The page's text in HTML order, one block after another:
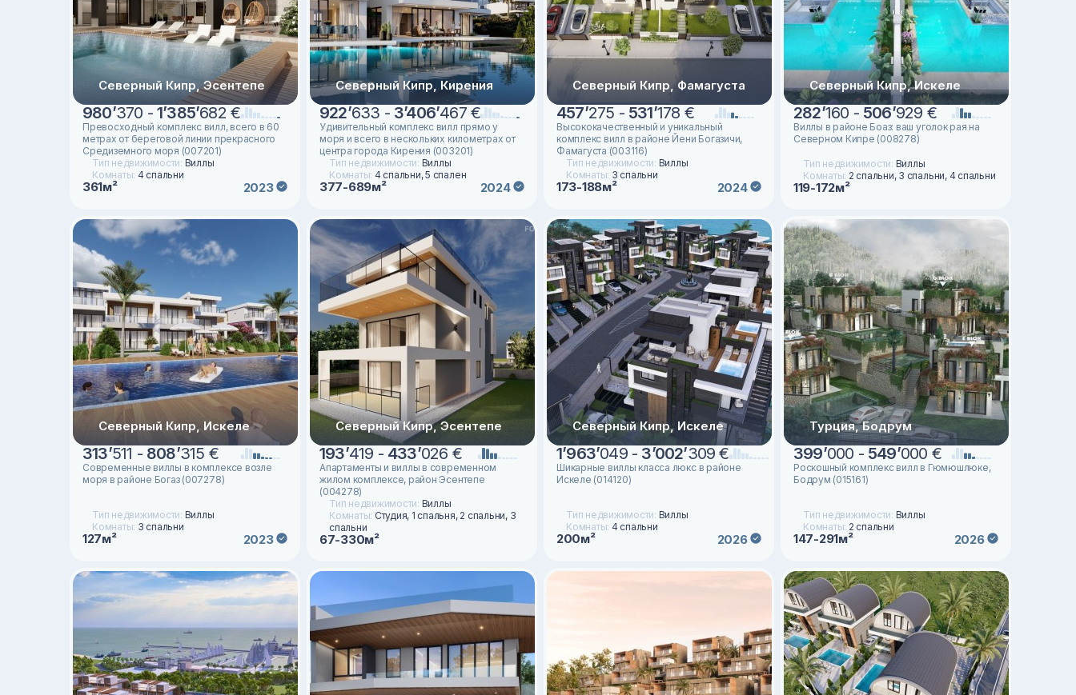
Северный Кипр, Эсентепе
980’370 -1’385’682 €
Превосходный комплекс вилл, всего в 60
метрах от береговой линии прекрасного
Средиземного моря (007201)
Тип недвижимости: Виллы
Комнаты: 4 спальни
361м² 2023
Северный Кипр, Кирения
922’633 - 3’406’467 €
Удивительный комплекс вилл прямо у
моря и всего в нескольких километрах от
центра города Кирения (003201)
Тип недвижимости: Виллы
Комнаты: 4 спальни, 5 спален
377-689м² 2024
Северный Кипр, Фамагуста
457’275 - 531’178 €
Высококачественный и уникальный
комплекс вилл в районе Йени Богазичи,
Фамагуста (003116)
Тип недвижимости: Виллы
Комнаты: 3 спальни
173-188м² 2024
Северный Кипр, Искеле
282’160 - 506’929 €
Виллы в районе Боаз: ваш уголок рая на
Северном Кипре (008278)
Тип недвижимости: Виллы
Комнаты: 2 спальни, 3 спальни, 4 спальни
119-172м²
Северный Кипр, Искеле
313’511 - 808’315 €
Современные виллы в комплексе возле
моря в районе Богаз (007278)
Тип недвижимости: Виллы
Комнаты: 3 спальни
127м² 2023
Северный Кипр, Эсентепе
193’419 - 433’026 €
Апартаменты и виллы в современном
жилом комплексе, район Эсентепе
(004278)
Тип недвижимости: Виллы
Комнаты: Студия, 1 спальня, 2 спальни, 3
спальни
67-330м²
Северный Кипр, Искеле
1’963’049 - 3’002’309 €
Шикарные виллы класса люкс в районе
Искеле (014120)
Тип недвижимости: Виллы
Комнаты: 4 спальни
200м² 2026
Турция, Бодрум
399’000 - 549’000 €
Роскошный комплекс вилл в Гюмюшлюке,
Бодрум (015161)
Тип недвижимости: Виллы
Комнаты: 2 спальни
147-291м² 2026